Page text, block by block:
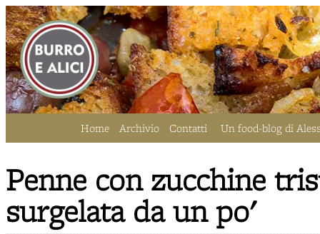
Home Archivio Contatti Un food-blog di
Penne con zucchine
surgelata da un po'